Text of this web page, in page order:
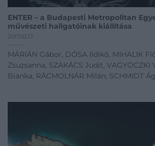
ENTER – a Budapesti Metropolitan
művészeti hallgatóinak kiállítása
2017.02.17.
MÁRIÁN Gábor, DÓSA Ildikó, MIHALIK
Zsuzsanna, SZAKÁCS Judit, VAGYÓCZKI
Bianka, RÁCMOLNÁR Milán, SCHMIDT
12.01 - 03.05